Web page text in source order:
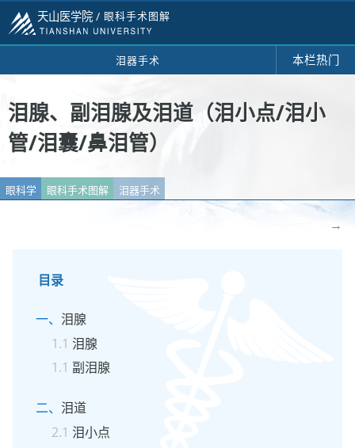
天山医学院 / 眼科手术图解
泪器手术 本栏热门
泪腺、副泪腺及泪道（泪小点/泪小
管/泪囊/鼻泪管）
眼科学 眼科手术图解 泪器手术
→
目录
泪腺
泪腺
副泪腺
泪道
泪小点